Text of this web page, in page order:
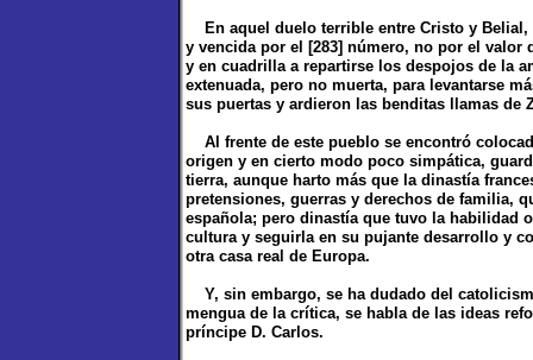
En aquel duelo terrible entre Cristo y Belial,
y vencida por el [283] número, no por el valor
y en cuadrilla a repartirse los despojos de la
extenuada, pero no muerta, para levantarse
sus puertas y ardieron las benditas llamas de
Al frente de este pueblo se encontró
origen y en cierto modo poco simpática,
tierra, aunque harto más que la dinastía
pretensiones, guerras y derechos de familia,
española; pero dinastía que tuvo la habilidad
cultura y seguirla en su pujante desarrollo y
otra casa real de Europa.
Y, sin embargo, se ha dudado del
mengua de la crítica, se habla de las ideas
príncipe D. Carlos.